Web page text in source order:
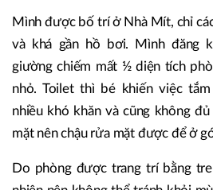
Mình được bố trí ở Nhà Mít, chỉ
và khá gần hồ bơi. Mình đăng
giường chiếm mất ½ diện tích
nhỏ. Toilet thì bé khiến việc
nhiều khó khăn và cũng không
mặt nên chậu rửa mặt được để ở
Do phòng được trang trí bằng